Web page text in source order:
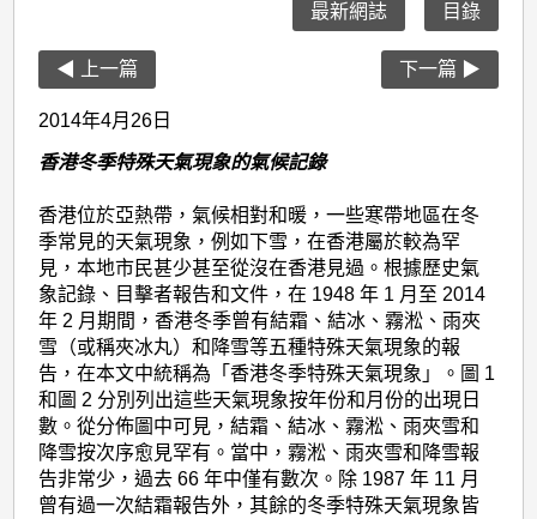
最新網誌 目錄
◀ 上一篇 下一篇 ▶
2014年4月26日
香港冬季特殊天氣現象的氣候記錄
香港位於亞熱帶，氣候相對和暖，一些寒帶地區在冬
季常見的天氣現象，例如下雪，在香港屬於較為罕
見，本地市民甚少甚至從沒在香港見過。根據歷史氣
象記錄、目擊者報告和文件，在 1948 年 1 月至 2014
年 2 月期間，香港冬季曾有結霜、結冰、霧淞、雨夾
雪（或稱夾冰丸）和降雪等五種特殊天氣現象的報
告，在本文中統稱為「香港冬季特殊天氣現象」。圖 1
和圖 2 分別列出這些天氣現象按年份和月份的出現日
數。從分佈圖中可見，結霜、結冰、霧淞、雨夾雪和
降雪按次序愈見罕有。當中，霧淞、雨夾雪和降雪報
告非常少，過去 66 年中僅有數次。除 1987 年 11 月
曾有過一次結霜報告外，其餘的冬季特殊天氣現象皆